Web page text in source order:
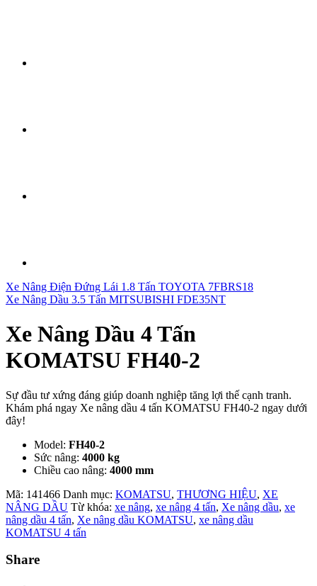
Xe Nâng Điện Đứng Lái 1.8 Tấn TOYOTA 7FBRS18
Xe Nâng Dầu 3.5 Tấn MITSUBISHI FDE35NT
Xe Nâng Dầu 4 Tấn
KOMATSU FH40-2
Sự đầu tư xứng đáng giúp doanh nghiệp tăng lợi thế cạnh tranh.
Khám phá ngay Xe nâng dầu 4 tấn KOMATSU FH40-2 ngay dưới
đây!
Model: FH40-2
Sức nâng: 4000 kg
Chiều cao nâng: 4000 mm
Mã: 141466 Danh mục: KOMATSU, THƯƠNG HIỆU, XE
NÂNG DẦU Từ khóa: xe nâng, xe nâng 4 tấn, Xe nâng dầu, xe
nâng dầu 4 tấn, Xe nâng dầu KOMATSU, xe nâng dầu
KOMATSU 4 tấn
Share